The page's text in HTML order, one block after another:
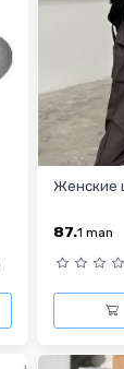
Женские
87.1 man